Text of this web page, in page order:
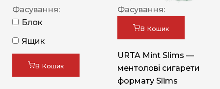
Фасування:
Блок
Ящик
В Кошик
Фасування:
В Кошик
URTA Mint Slims —
ментолові сигарети
формату Slims